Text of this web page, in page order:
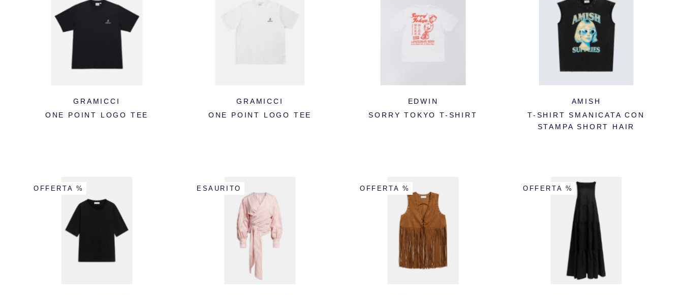
GRAMICCI
ONE POINT LOGO TEE
GRAMICCI
ONE POINT LOGO TEE
EDWIN
SORRY TOKYO T-SHIRT
AMISH
T-SHIRT SMANICATA CON
STAMPA SHORT HAIR
OFFERTA % ESAURITO OFFERTA % OFFERTA %